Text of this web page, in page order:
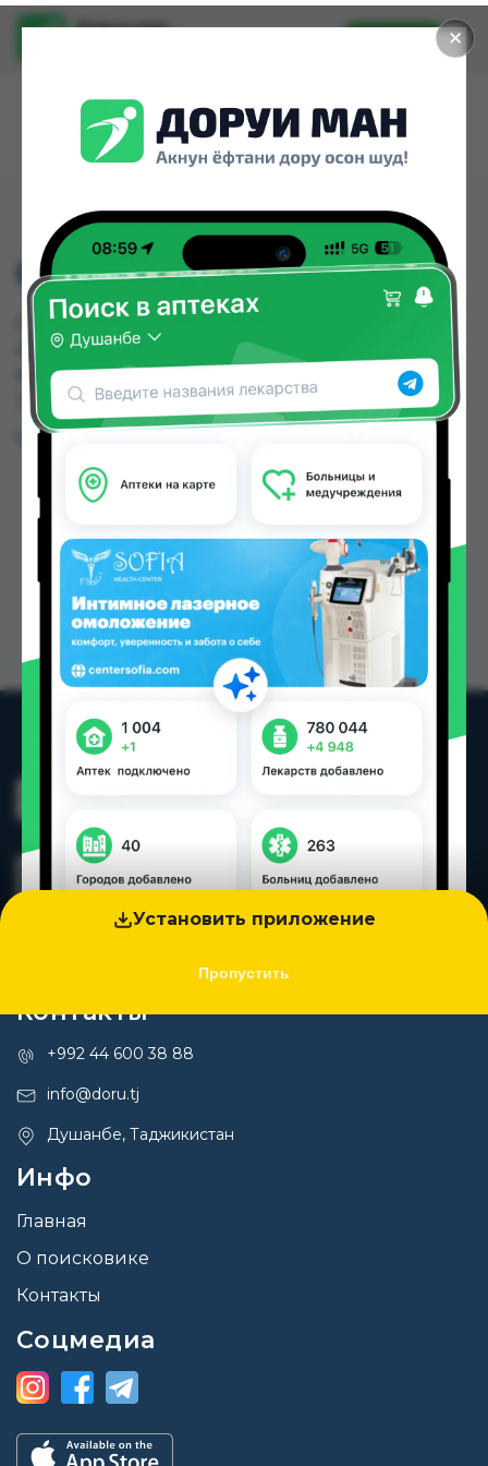
✕
Установить приложение
Пропустить
Доруи ман
Установить
C -05 M
C -05 M можно купить или заказать в аптеках,
Арча, Дорухона Имтиёз, Дорухона Ромашка,
КВД Дорухона по цене от 180.00 TJS до 190.00
TJS в Душанбе и других городах Таджикистана
Цена: от
180.00 TJS
Контакты
+992 44 600 38 88
info@doru.tj
Душанбе, Таджикистан
Инфо
Главная
О поисковике
Контакты
Соцмедиа